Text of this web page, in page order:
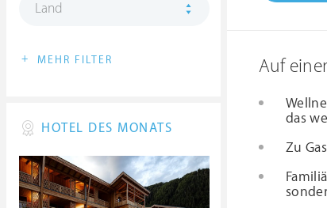
Auf
das
Zu
Land
+ MEHR FILTER
HOTEL DES MONATS